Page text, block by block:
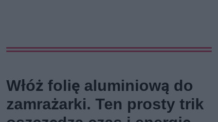
Włóż folię aluminiową do
zamrażarki. Ten prosty trik